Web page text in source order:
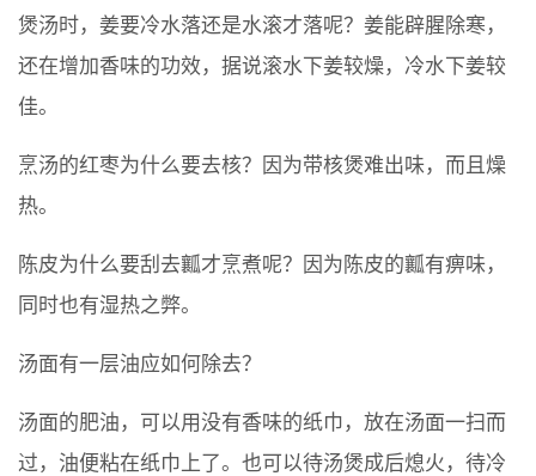
煲汤时，姜要冷水落还是水滚才落呢？姜能辟腥除寒，
还在增加香味的功效，据说滚水下姜较燥，冷水下姜较
佳。
烹汤的红枣为什么要去核？因为带核煲难出味，而且燥
热。
陈皮为什么要刮去瓤才烹煮呢？因为陈皮的瓤有痹味，
同时也有湿热之弊。
汤面有一层油应如何除去？
汤面的肥油，可以用没有香味的纸巾，放在汤面一扫而
过，油便粘在纸巾上了。也可以待汤煲成后熄火，待冷